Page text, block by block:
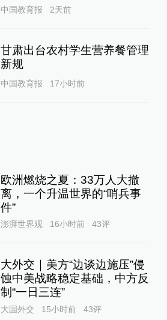
中国教育报 2天前
甘肃出台农村学生营养餐管理
新规
中国教育报 17小时前
欧洲燃烧之夏：33万人大撤
离，一个升温世界的“哨兵事
件”
澎湃世界观 16小时前 43评
大外交｜美方“边谈边施压”侵
蚀中美战略稳定基础，中方反
制“一日三连”
大国外交 15小时前 43评